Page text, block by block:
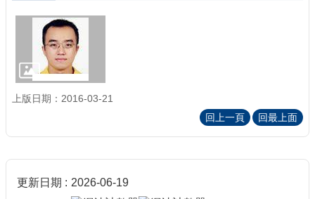
上版日期：2016-03-21
回上一頁
回最上面
更新日期 2026-06-19